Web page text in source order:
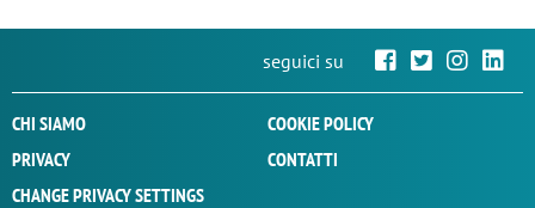
seguici su
CHI SIAMO
COOKIE POLICY
PRIVACY
CONTATTI
CHANGE PRIVACY SETTINGS